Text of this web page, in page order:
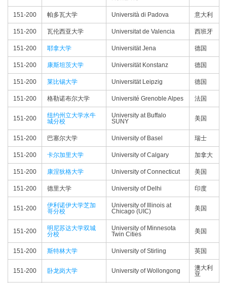
151-200 帕多瓦大学 Università di Padova 意大利
151-200 瓦伦西亚大学 Universitat de Valencia 西班牙
151-200 耶拿大学 Universität Jena 德国
151-200 康斯坦茨大学 Universität Konstanz 德国
151-200 莱比锡大学 Universität Leipzig 德国
151-200 格勒诺布尔大学 Université Grenoble Alpes 法国
151-200
纽约州立大学水牛
城分校
University at Buffalo
SUNY
美国
151-200 巴塞尔大学 University of Basel 瑞士
151-200 卡尔加里大学 University of Calgary 加拿大
151-200 康涅狄格大学 University of Connecticut 美国
151-200 德里大学 University of Delhi 印度
151-200
伊利诺伊大学芝加
哥分校
University of Illinois at
Chicago (UIC)
美国
151-200
明尼苏达大学双城
分校
University of Minnesota
Twin Cities
美国
151-200 斯特林大学 University of Stirling 英国
151-200 卧龙岗大学 University of Wollongong
澳大利
亚